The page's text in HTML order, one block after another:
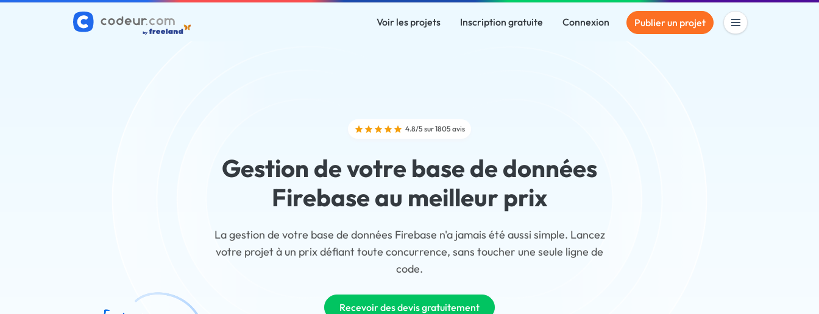
Voir les projets Inscription gratuite Connexion Publier un projet
4.8/5 sur 1805 avis
Gestion de votre base de données
Firebase au meilleur prix
La gestion de votre base de données Firebase n'a jamais été aussi simple. Lancez
votre projet à un prix défiant toute concurrence, sans toucher une seule ligne de
code.
Recevoir des devis gratuitement